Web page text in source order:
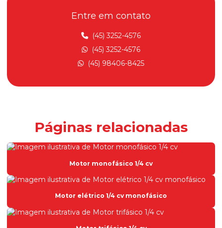
Fabricante de motores elétricos
Fabricante de redutores de velocidade
Indústria de motores elétricos
Inversor de frequência 1 cv
Inversor de frequência 2 cv monofásico
Inversor de frequência 220v trifásico
Inversor de frequência monofásico
Inversor de frequência para motor trifásico
Entre em contato
(45) 3252-4576
(45) 3252-4576
(45) 98406-8425
Páginas relacionadas
Motor monofásico 1/4 cv
Motor elétrico 1/4 cv monofásico